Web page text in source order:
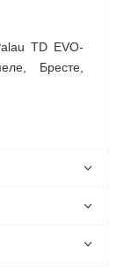
TD EVO-
Бресте,